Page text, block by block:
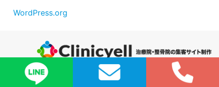
WordPress.org